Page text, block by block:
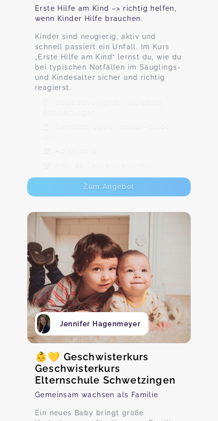
Erste Hilfe am Kind –> richtig helfen,
wenn Kinder Hilfe brauchen.
Kinder sind neugierig, aktiv und
schnell passiert ein Unfall. Im Kurs
„Erste Hilfe am Kind“ lernst du, wie du
bei typischen Notfällen im Säuglings-
und Kindesalter sicher und richtig
reagierst.
Bodelschwinghstr. 10, 68723
Schwetzingen
Samstag, 19.09., 10:00 - 14:00
Ab 55,00 €
Max. 20 TeilnehmerInnen
Zum Angebot
Jennifer Hagenmeyer
👶💛 Geschwisterkurs
Geschwisterkurs
Elternschule Schwetzingen
Gemeinsam wachsen als Familie
Ein neues Baby bringt große